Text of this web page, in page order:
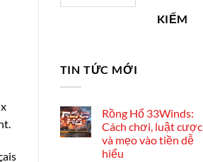
KIẾM
TIN TỨC MỚI
Rồng Hổ 33Winds:
Cách chơi, luật cược
và mẹo vào tiền dễ
hiểu